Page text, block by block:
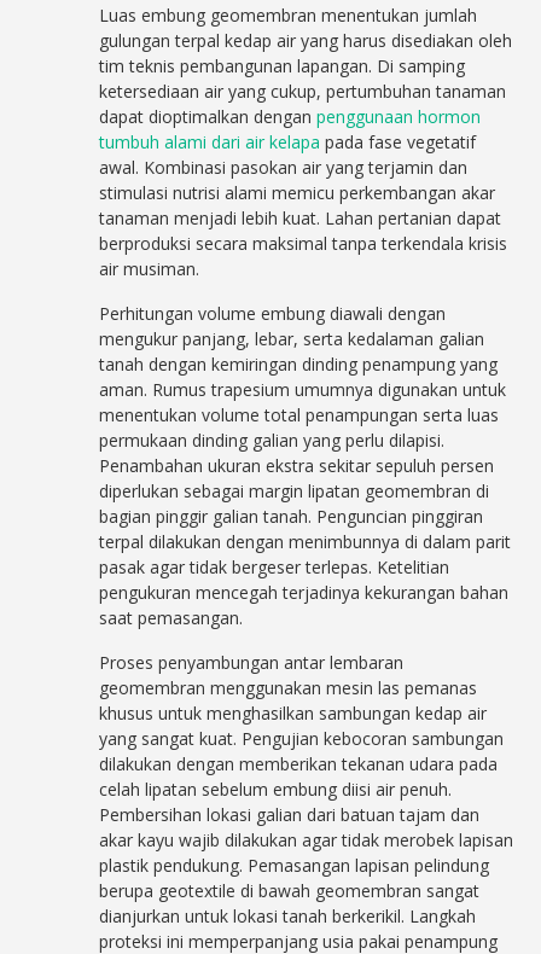
Luas embung geomembran menentukan jumlah
gulungan terpal kedap air yang harus disediakan oleh
tim teknis pembangunan lapangan. Di samping
ketersediaan air yang cukup, pertumbuhan tanaman
dapat dioptimalkan denganpenggunaan hormon
tumbuh alami dari air kelapa pada fase vegetatif
awal. Kombinasi pasokan air yang terjamin dan
stimulasi nutrisi alami memicu perkembangan akar
tanaman menjadi lebih kuat. Lahan pertanian dapat
berproduksi secara maksimal tanpa terkendala krisis
air musiman.
Perhitungan volume embung diawali dengan
mengukur panjang, lebar, serta kedalaman galian
tanah dengan kemiringan dinding penampung yang
aman. Rumus trapesium umumnya digunakan untuk
menentukan volume total penampungan serta luas
permukaan dinding galian yang perlu dilapisi.
Penambahan ukuran ekstra sekitar sepuluh persen
diperlukan sebagai margin lipatan geomembran di
bagian pinggir galian tanah. Penguncian pinggiran
terpal dilakukan dengan menimbunnya di dalam parit
pasak agar tidak bergeser terlepas. Ketelitian
pengukuran mencegah terjadinya kekurangan bahan
saat pemasangan.
Proses penyambungan antar lembaran
geomembran menggunakan mesin las pemanas
khusus untuk menghasilkan sambungan kedap air
yang sangat kuat. Pengujian kebocoran sambungan
dilakukan dengan memberikan tekanan udara pada
celah lipatan sebelum embung diisi air penuh.
Pembersihan lokasi galian dari batuan tajam dan
akar kayu wajib dilakukan agar tidak merobek lapisan
plastik pendukung. Pemasangan lapisan pelindung
berupa geotextile di bawah geomembran sangat
dianjurkan untuk lokasi tanah berkerikil. Langkah
proteksi ini memperpanjang usia pakai penampung